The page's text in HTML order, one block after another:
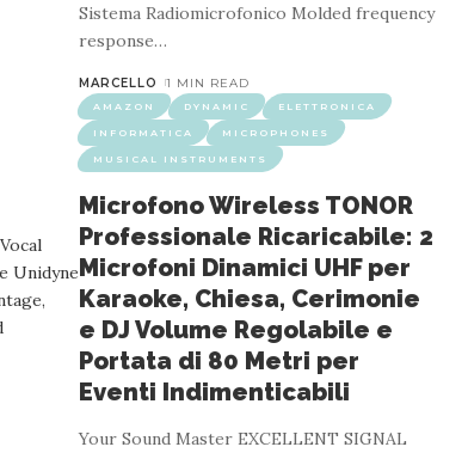
INFORMATICA MICROPHONES MUSICAL
Sistema a Doppio Microfono per
Matrimoni
Sistema Radiomicrofonico Molded frequency
response…
MARCELLO 1 MIN READ
AMAZON DYNAMIC ELETTRONICA
INFORMATICA MICROPHONES
MUSICAL INSTRUMENTS
Microfono Wireless TONOR
Professionale Ricaricabile: 2
Microfoni Dinamici UHF per
Karaoke, Chiesa, Cerimonie
e DJ Volume Regolabile e
Portata di 80 Metri per
Eventi Indimenticabili
Your Sound Master EXCELLENT SIGNAL